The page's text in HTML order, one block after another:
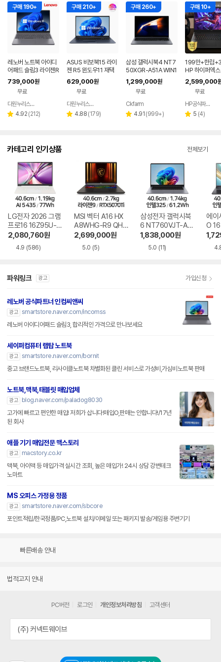
구매 190+
레노버 노트북 아이디
어패드 슬림3 라이젠R
5 8GB 256GB 윈도
우11
739,000원
무료
페이
다원누리스토어
별 4.92 리
(212)
구매 210+
ASUS 비보북15 라이
젠 R5 윈도우11 재택
근무 싼 노트북
629,000원
무료
페이
다원누리스토어
별 4.88 리
(179)
구매 260+
삼성 갤럭시북4 NT7
50XGR-A51A WIN1
1 FPP(버젼UP설치)
업무용 학생용 사무용
노트북 문스톤그레이
1,299,000원
무료
페이
Ckfarm
별 4.91 리
(999+)
구매 10+
199만+한컴
HP 하이퍼엑스
6 AI7 450
0 게이밍 노트
2,599,000
무료
HP공식파트너 이텍컴퓨터
별 5 리
(4)
카테고리 인기상품 전체보기
LG전자 2026 그램
프로16 16Z95U-G
S5WK
2,080,760원
4.9 (586)
MSI 벡터 A16 HX
A8WHG-R9 QHD
+
2,699,000원
5.0 (5)
삼성전자 갤럭시북
6 NT760VJT-A51
A
1,838,000원
5.0 (11)
에이
O
1-
파워링크 광고 가입신청
레노버 공식파트너 인컴씨앤씨
광고 smartstore.naver.com/incomss
레노버 아이디어패드 슬림3, 합리적인 가격으로 만나보세요
세이퍼컴퓨터 랩탑 노트북
광고 smartstore.naver.com/bornit
중고 브랜드노트북, 리사이클노트북 차별화된 클린 서비스로 가성비,가심비노트북 판매
노트북,맥북,태블릿 매입업체
광고
blog.naver.com/paladog8030
고가에 빠르고 편안한 매입! 저희가 삽니다!매입O,판매는 안합니다!/17년
된 회사
애플 기기 매입전문 맥스토리
광고
macstory.co.kr
맥북, 아이맥 등 매입가격 실시간 조회, 높은 매입가! 24시 상담 강변테크
노마트
MS 오피스 가정용 정품
광고 smartstore.naver.com/sbcore
포인트적립/한국정품/PC,노트북 설치/이메일 또는 패키지 발송/게임용 주변기기
빠른배송 안내
법적고지 안내
PC버전 로그인 개인정보처리방침 고객센터
(주) 커넥트웨이브